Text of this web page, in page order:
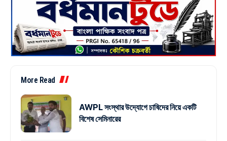
More Read
AWPL সংস্থার উদ্যোগে চাষিদের নিয়ে একটি
বিশেষ সেমিনারের